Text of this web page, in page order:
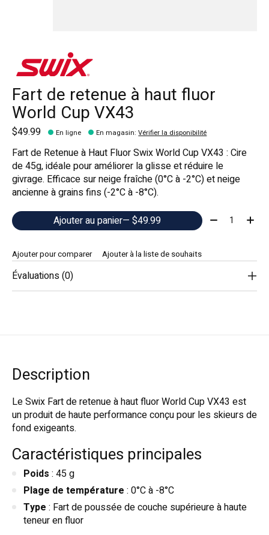
Fart de retenue à haut fluor
World Cup VX43
$49.99 En ligne En magasin:Vérifier la disponibilité
Fart de Retenue à Haut Fluor Swix World Cup VX43 : Cire
de 45g, idéale pour améliorer la glisse et réduire le
givrage. Efficace sur neige fraîche (0°C à -2°C) et neige
ancienne à grains fins (-2°C à -8°C).
Ajouter au panier
— $49.99 Quantité:
Ajouter pour comparer Ajouter à la liste de souhaits
Évaluations (0)
Description
Le Swix Fart de retenue à haut fluor World Cup VX43 est
un produit de haute performance conçu pour les skieurs de
fond exigeants.
Caractéristiques principales
Poids : 45 g
Plage de température : 0°C à -8°C
Type : Fart de poussée de couche supérieure à haute
teneur en fluor